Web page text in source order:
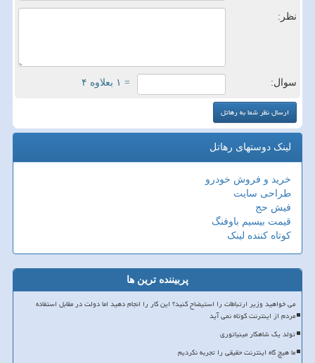
نظر:
سوال: = ۱ بعلاوه ۴
لینک دوستهای رهاتل
خرید و فروش خودرو
طراحی سایت
فیش حج
قیمت بیسیم باوفنگ
کوتاه کننده لینک
پربیننده ترین ها
می خواهید وزیر ارتباطات را استیضاح کنید؟ این کار را انجام دهید اما دولت در مقابل استفاده
مردم از اینترنت کوتاه نمی آید
تولد یک شاهکار مینیاتوری
ما هیچ گاه اینترنت حقیقی را تجربه نکردیم